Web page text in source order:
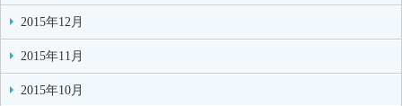
2015年12月
2015年11月
2015年10月